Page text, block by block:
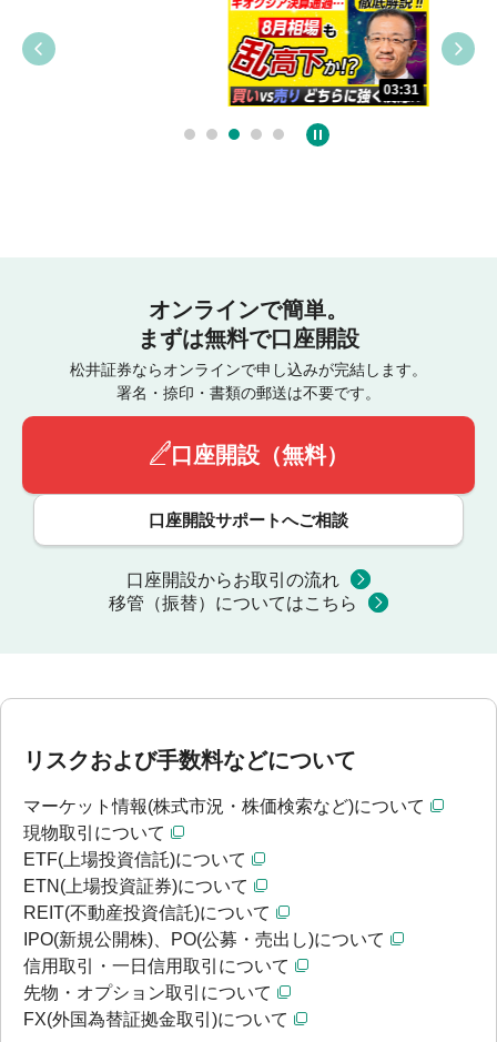
03:31
オンラインで簡単。
まずは無料で口座開設
松井証券ならオンラインで申し込みが完結します。
署名・捺印・書類の郵送は不要です。
口座開設（無料）
口座開設サポートへご相談
口座開設からお取引の流れ
移管（振替）についてはこちら
リスクおよび手数料などについて
マーケット情報(株式市況・株価検索など)について
現物取引について
ETF(上場投資信託)について
ETN(上場投資証券)について
REIT(不動産投資信託)について
IPO(新規公開株)、PO(公募・売出し)について
信用取引・一日信用取引について
先物・オプション取引について
FX(外国為替証拠金取引)について